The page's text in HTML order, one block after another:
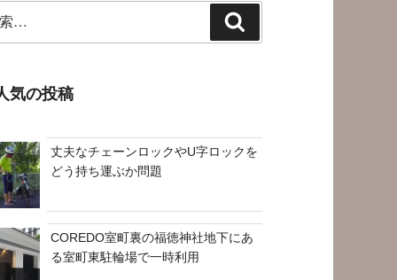
索
気の投稿
丈夫なチェーンロックやU字ロックを
どう持ち運ぶか問題
COREDO室町裏の福徳神社地下にあ
る室町東駐輪場で一時利用